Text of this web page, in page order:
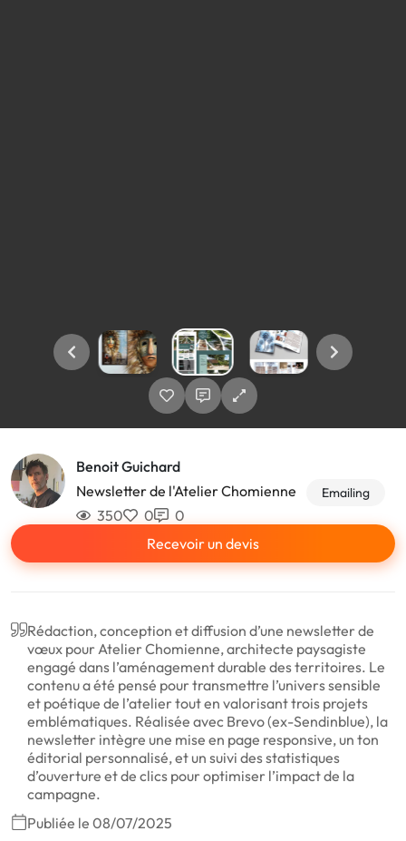
Benoit Guichard
Newsletter de l'Atelier Chomienne
Emailing
350 0
0
Recevoir un devis
Rédaction, conception et diffusion d’une newsletter de
vœux pour Atelier Chomienne, architecte paysagiste
engagé dans l’aménagement durable des territoires. Le
contenu a été pensé pour transmettre l’univers sensible
et poétique de l’atelier tout en valorisant trois projets
emblématiques. Réalisée avec Brevo (ex-Sendinblue), la
newsletter intègre une mise en page responsive, un ton
éditorial personnalisé, et un suivi des statistiques
d’ouverture et de clics pour optimiser l’impact de la
campagne.
Publiée le 08/07/2025